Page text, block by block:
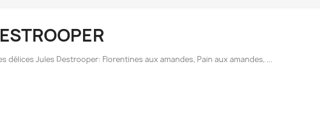
délices Jules Destrooper: Florentines aux amandes, Pain aux amandes, ...